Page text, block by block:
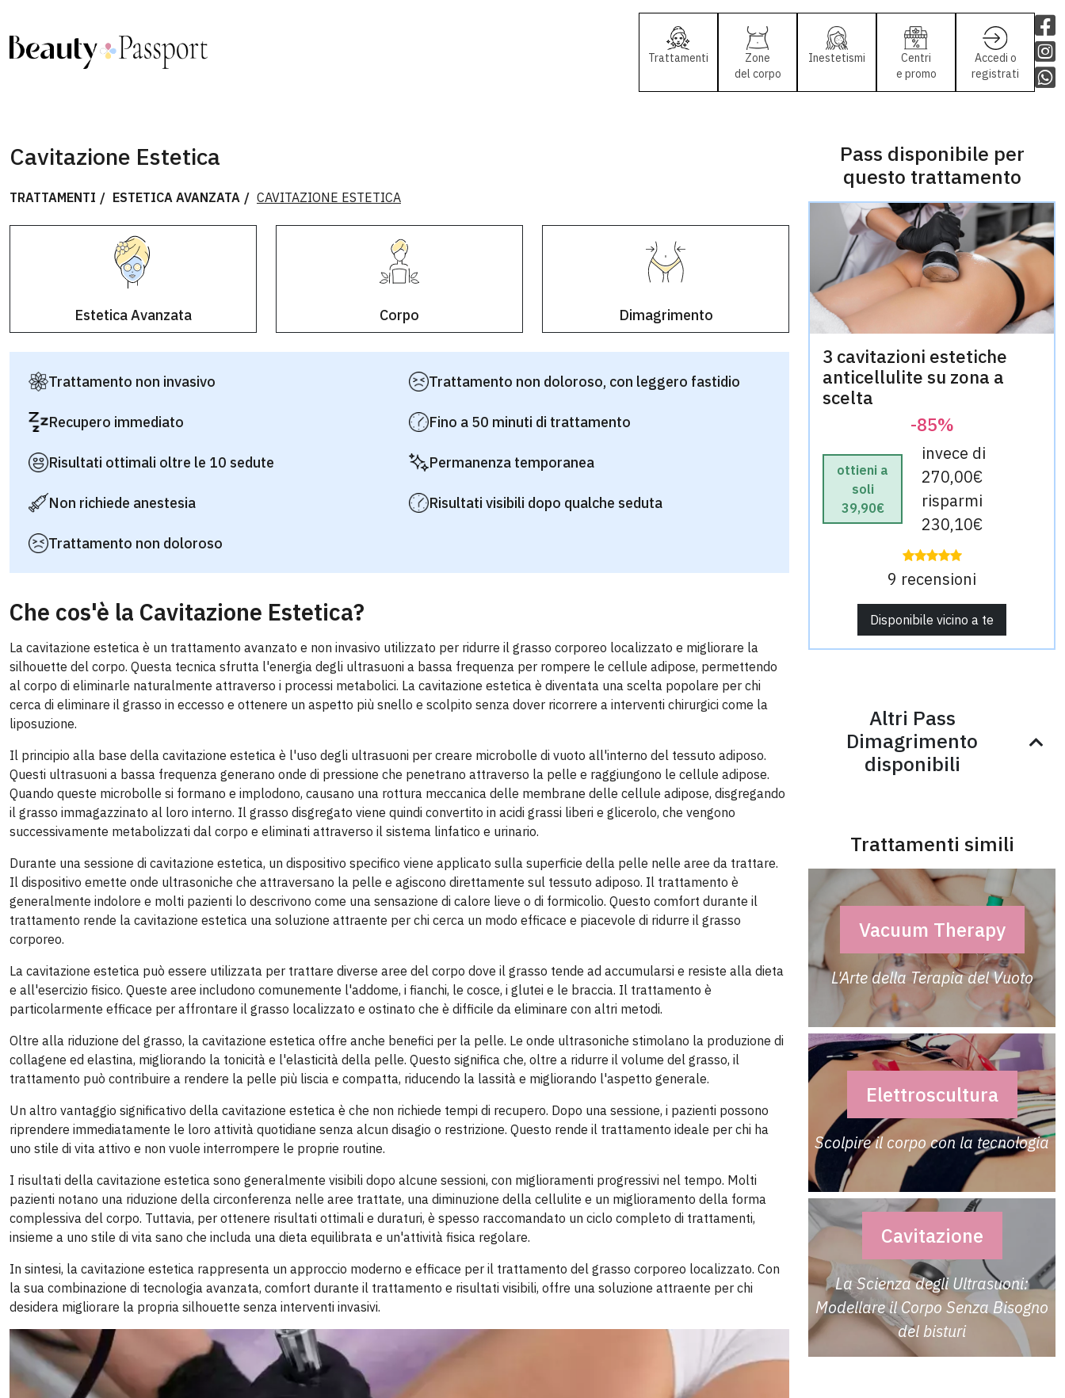
Trattamenti
Zone
del corpo
Inestetismi
Centri
e promo
Accedi o
registrati
Cavitazione Estetica
TRATTAMENTI ESTETICA AVANZATA CAVITAZIONE ESTETICA
Estetica Avanzata Corpo Dimagrimento
Trattamento non invasivo Trattamento non doloroso, con leggero fastidio
Recupero immediato Fino a 50 minuti di trattamento
Risultati ottimali oltre le 10 sedute Permanenza temporanea
Non richiede anestesia Risultati visibili dopo qualche seduta
Trattamento non doloroso
Che cos'è la Cavitazione Estetica?
La cavitazione estetica è un trattamento avanzato e non invasivo utilizzato per ridurre il grasso corporeo localizzato e migliorare la
silhouette del corpo. Questa tecnica sfrutta l'energia degli ultrasuoni a bassa frequenza per rompere le cellule adipose, permettendo
al corpo di eliminarle naturalmente attraverso i processi metabolici. La cavitazione estetica è diventata una scelta popolare per chi
cerca di eliminare il grasso in eccesso e ottenere un aspetto più snello e scolpito senza dover ricorrere a interventi chirurgici come la
liposuzione.
Il principio alla base della cavitazione estetica è l'uso degli ultrasuoni per creare microbolle di vuoto all'interno del tessuto adiposo.
Questi ultrasuoni a bassa frequenza generano onde di pressione che penetrano attraverso la pelle e raggiungono le cellule adipose.
Quando queste microbolle si formano e implodono, causano una rottura meccanica delle membrane delle cellule adipose, disgregando
il grasso immagazzinato al loro interno. Il grasso disgregato viene quindi convertito in acidi grassi liberi e glicerolo, che vengono
successivamente metabolizzati dal corpo e eliminati attraverso il sistema linfatico e urinario.
Durante una sessione di cavitazione estetica, un dispositivo specifico viene applicato sulla superficie della pelle nelle aree da trattare.
Il dispositivo emette onde ultrasoniche che attraversano la pelle e agiscono direttamente sul tessuto adiposo. Il trattamento è
generalmente indolore e molti pazienti lo descrivono come una sensazione di calore lieve o di formicolio. Questo comfort durante il
trattamento rende la cavitazione estetica una soluzione attraente per chi cerca un modo efficace e piacevole di ridurre il grasso
corporeo.
La cavitazione estetica può essere utilizzata per trattare diverse aree del corpo dove il grasso tende ad accumularsi e resiste alla dieta
e all'esercizio fisico. Queste aree includono comunemente l'addome, i fianchi, le cosce, i glutei e le braccia. Il trattamento è
particolarmente efficace per affrontare il grasso localizzato e ostinato che è difficile da eliminare con altri metodi.
Oltre alla riduzione del grasso, la cavitazione estetica offre anche benefici per la pelle. Le onde ultrasoniche stimolano la produzione di
collagene ed elastina, migliorando la tonicità e l'elasticità della pelle. Questo significa che, oltre a ridurre il volume del grasso, il
trattamento può contribuire a rendere la pelle più liscia e compatta, riducendo la lassità e migliorando l'aspetto generale.
Un altro vantaggio significativo della cavitazione estetica è che non richiede tempi di recupero. Dopo una sessione, i pazienti possono
riprendere immediatamente le loro attività quotidiane senza alcun disagio o restrizione. Questo rende il trattamento ideale per chi ha
uno stile di vita attivo e non vuole interrompere le proprie routine.
I risultati della cavitazione estetica sono generalmente visibili dopo alcune sessioni, con miglioramenti progressivi nel tempo. Molti
pazienti notano una riduzione della circonferenza nelle aree trattate, una diminuzione della cellulite e un miglioramento della forma
complessiva del corpo. Tuttavia, per ottenere risultati ottimali e duraturi, è spesso raccomandato un ciclo completo di trattamenti,
insieme a uno stile di vita sano che includa una dieta equilibrata e un'attività fisica regolare.
In sintesi, la cavitazione estetica rappresenta un approccio moderno e efficace per il trattamento del grasso corporeo localizzato. Con
la sua combinazione di tecnologia avanzata, comfort durante il trattamento e risultati visibili, offre una soluzione attraente per chi
desidera migliorare la propria silhouette senza interventi invasivi.
Pass disponibile per
questo trattamento
3 cavitazioni estetiche
anticellulite su zona a
scelta
-85%
ottieni a
soli
39,90€
invece di
270,00€
risparmi
230,10€
9 recensioni
Disponibile vicino a te
Altri Pass
Dimagrimento
disponibili
Trattamenti simili
Vacuum Therapy
L'Arte della Terapia del Vuoto
Elettroscultura
Scolpire il corpo con la tecnologia
Cavitazione
La Scienza degli Ultrasuoni:
Modellare il Corpo Senza Bisogno
del bisturi